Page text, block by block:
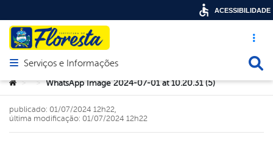
Acesso
Abrir menu principal de navegação
Serviços e Informações
Você está aqui:
> > WhatsApp Image 2024-07-01 at 10.20.31 (5)
publicado: 01/07/2024 12h22,
última modificação: 01/07/2024 12h22
ACESSIBILIDADE